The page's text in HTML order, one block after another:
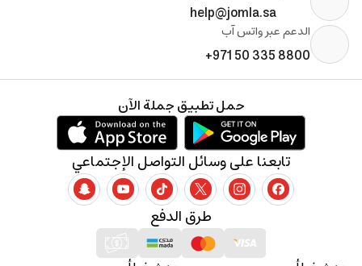
help@jomla.sa
الدعم عبر واتس آب
+971 50 335 8800
طرق الدفع
تابعنا على وسائل التواصل الإجتماعي
حمل تطبيق جملة الآن